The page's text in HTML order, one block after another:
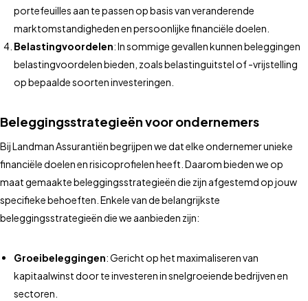
portefeuilles aan te passen op basis van veranderende
marktomstandigheden en persoonlijke financiële doelen.
Belastingvoordelen: In sommige gevallen kunnen beleggingen
belastingvoordelen bieden, zoals belastinguitstel of -vrijstelling
op bepaalde soorten investeringen.
Beleggingsstrategieën voor ondernemers
Bij Landman Assurantiën begrijpen we dat elke ondernemer unieke
financiële doelen en risicoprofielen heeft. Daarom bieden we op
maat gemaakte beleggingsstrategieën die zijn afgestemd op jouw
specifieke behoeften. Enkele van de belangrijkste
beleggingsstrategieën die we aanbieden zijn:
Groeibeleggingen: Gericht op het maximaliseren van
kapitaalwinst door te investeren in snelgroeiende bedrijven en
sectoren.